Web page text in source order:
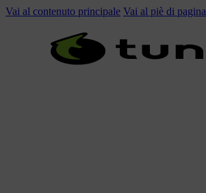
Vai al contenuto principale Vai al piè di pagina